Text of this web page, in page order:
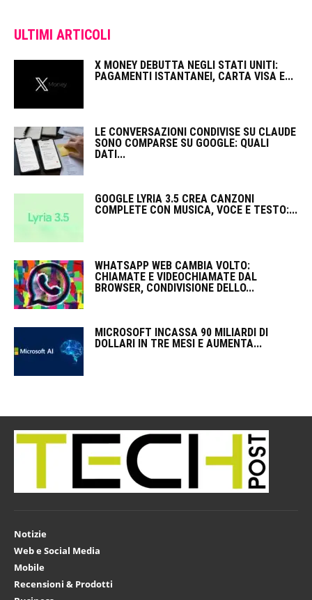
ULTIMI ARTICOLI
X MONEY DEBUTTA NEGLI STATI UNITI:
PAGAMENTI ISTANTANEI, CARTA VISA E...
LE CONVERSAZIONI CONDIVISE SU CLAUDE
SONO COMPARSE SU GOOGLE: QUALI
DATI...
GOOGLE LYRIA 3.5 CREA CANZONI
COMPLETE CON MUSICA, VOCE E TESTO:...
WHATSAPP WEB CAMBIA VOLTO:
CHIAMATE E VIDEOCHIAMATE DAL
BROWSER, CONDIVISIONE DELLO...
MICROSOFT INCASSA 90 MILIARDI DI
DOLLARI IN TRE MESI E AUMENTA...
Notizie
Web e Social Media
Mobile
Recensioni & Prodotti